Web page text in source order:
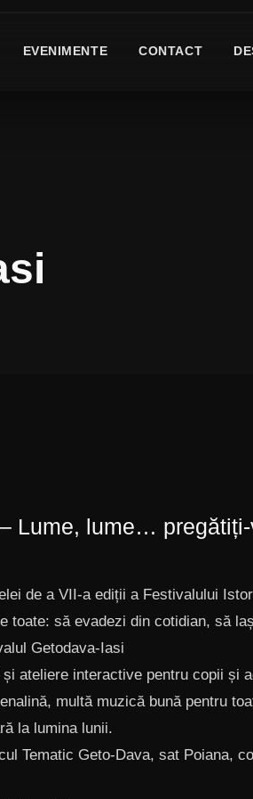
EVENIMENTE CONTACT
Lume, lume…
de a VII-a ediții a Festivalului
toate: să evadezi din cotidian, să
Getodava-Iasi
ateliere interactive pentru copii și
multă muzică bună pentru
la lumina lunii.
Tematic Geto-Dava, sat Poiana,